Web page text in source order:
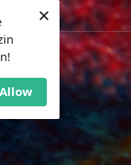
Allow
×
İLETIŞIM